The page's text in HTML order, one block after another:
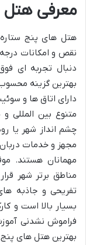
معرفی هتل های ۵
هتل های پنج
نقص و امکانات
دنبال تجربه ای
بهترین گزینه
دارای اتاق ها و
متنوع بین المللی
چشم انداز شهر یا
مهمانان هستند.
مناطق برتر شهر
تفریحی و جاذبه
بسیار بالا است و
فراموش نشدنی
بهترین هتل های پنج